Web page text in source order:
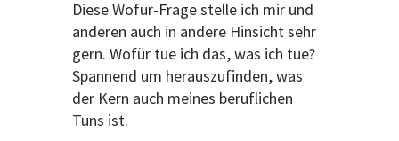
Diese Wofür-Frage stelle ich mir und
anderen auch in andere Hinsicht sehr
gern. Wofür tue ich das, was ich tue?
Spannend um herauszufinden, was
der Kern auch meines beruflichen
Tuns ist.